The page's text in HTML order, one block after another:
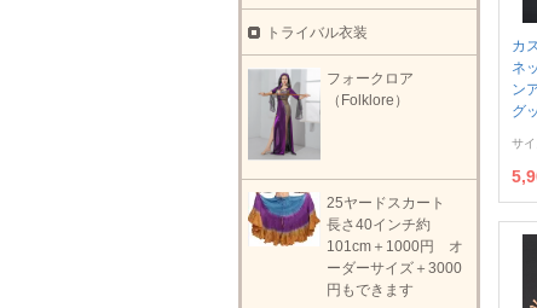
カ
ネ
ン
グ
サ
トライバル衣装
フォークロア
（Folklore）
25ヤードスカート
長さ40インチ約
101cm＋1000円 オ
ーダーサイズ＋3000
円もできます